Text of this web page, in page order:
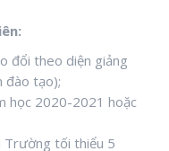
đổi theo diện giảng
đào tạo);
học 2020-2021 hoặc
Trường tối thiểu 5